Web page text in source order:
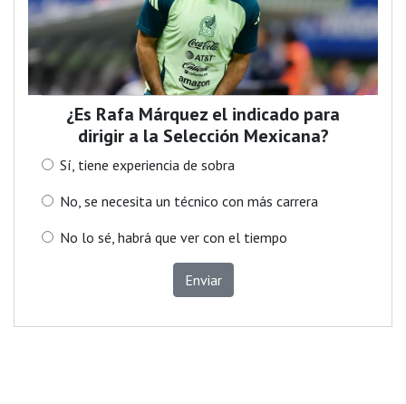
¿Es Rafa Márquez el indicado para
dirigir a la Selección Mexicana?
Sí, tiene experiencia de sobra
No, se necesita un técnico con más carrera
No lo sé, habrá que ver con el tiempo
Enviar